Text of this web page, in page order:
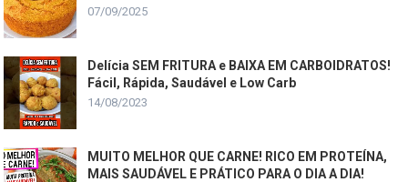
07/09/2025
Delícia SEM FRITURA e BAIXA EM CARBOIDRATOS!
Fácil, Rápida, Saudável e Low Carb
14/08/2023
MUITO MELHOR QUE CARNE! RICO EM PROTEÍNA,
MAIS SAUDÁVEL E PRÁTICO PARA O DIA A DIA!